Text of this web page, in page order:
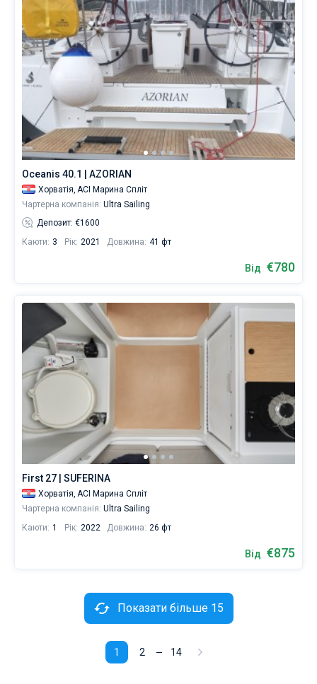
Oceanis 40.1 | AZORIAN
Хорватія, ACI Марина Спліт
Чартерна компанія: Ultra Sailing
Депозит: €1600
Каюти: 3 Рік: 2021 Довжина: 41 фт
Від €780
First 27 | SUFERINA
Хорватія, ACI Марина Спліт
Чартерна компанія: Ultra Sailing
Каюти: 1 Рік: 2022 Довжина: 26 фт
Від €875
1 2 14
Показати більше 15